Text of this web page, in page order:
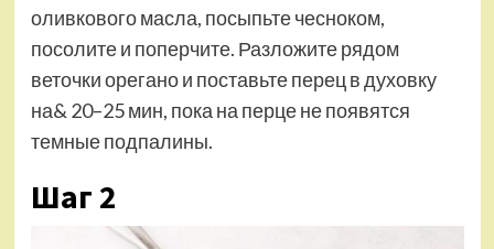
оливкового масла, посыпьте чесноком,
посолите и поперчите. Разложите рядом
веточки орегано и поставьте перец в духовку
на& 20–25 мин, пока на перце не появятся
темные подпалины.
Шаг 2